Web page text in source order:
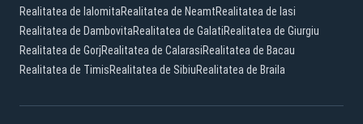
Realitatea de IalomitaRealitatea de NeamtRealitatea de Iasi
Realitatea de DambovitaRealitatea de GalatiRealitatea de Giurgiu
Realitatea de GorjRealitatea de CalarasiRealitatea de Bacau
Realitatea de TimisRealitatea de SibiuRealitatea de Braila